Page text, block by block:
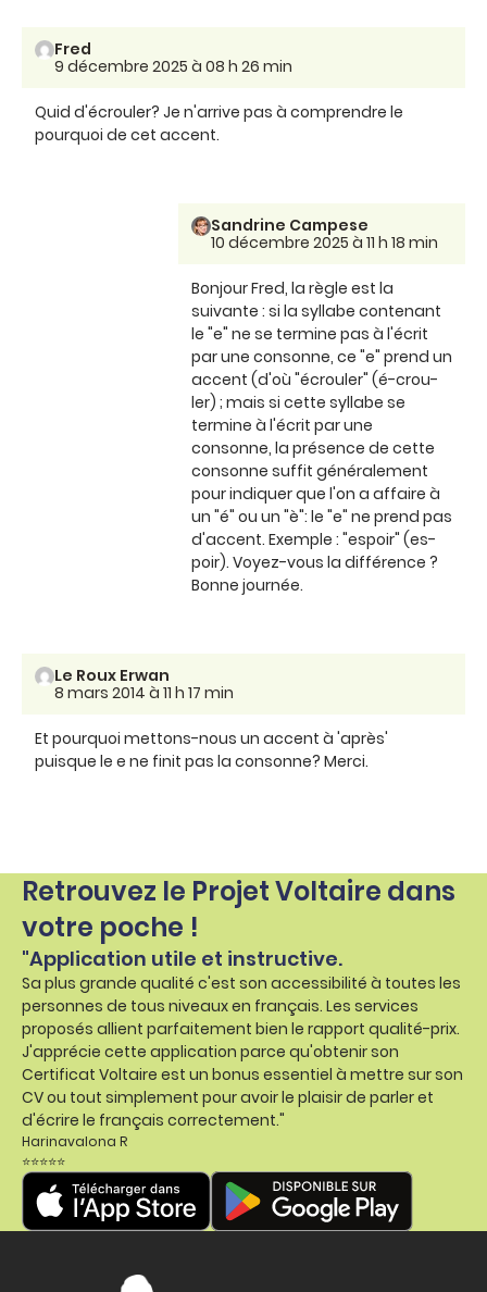
Fred
9 décembre 2025 à 08 h 26 min
Quid d'écrouler? Je n'arrive pas à comprendre le
pourquoi de cet accent.
Sandrine Campese
10 décembre 2025 à 11 h 18 min
Bonjour Fred, la règle est la
suivante : si la syllabe contenant
le "e" ne se termine pas à l'écrit
par une consonne, ce "e" prend un
accent (d'où "écrouler" (é-crou-
ler) ; mais si cette syllabe se
termine à l'écrit par une
consonne, la présence de cette
consonne suffit généralement
pour indiquer que l'on a affaire à
un "é" ou un "è": le "e" ne prend pas
d'accent. Exemple : "espoir" (es-
poir). Voyez-vous la différence ?
Bonne journée.
Le Roux Erwan
8 mars 2014 à 11 h 17 min
Et pourquoi mettons-nous un accent à 'après'
puisque le e ne finit pas la consonne? Merci.
Retrouvez le Projet Voltaire dans
votre poche !
"Application utile et instructive.
Sa plus grande qualité c'est son accessibilité à toutes les
personnes de tous niveaux en français. Les services
proposés allient parfaitement bien le rapport qualité-prix.
J'apprécie cette application parce qu'obtenir son
Certificat Voltaire est un bonus essentiel à mettre sur son
CV ou tout simplement pour avoir le plaisir de parler et
d'écrire le français correctement."
Harinavalona R
⭐⭐⭐⭐⭐